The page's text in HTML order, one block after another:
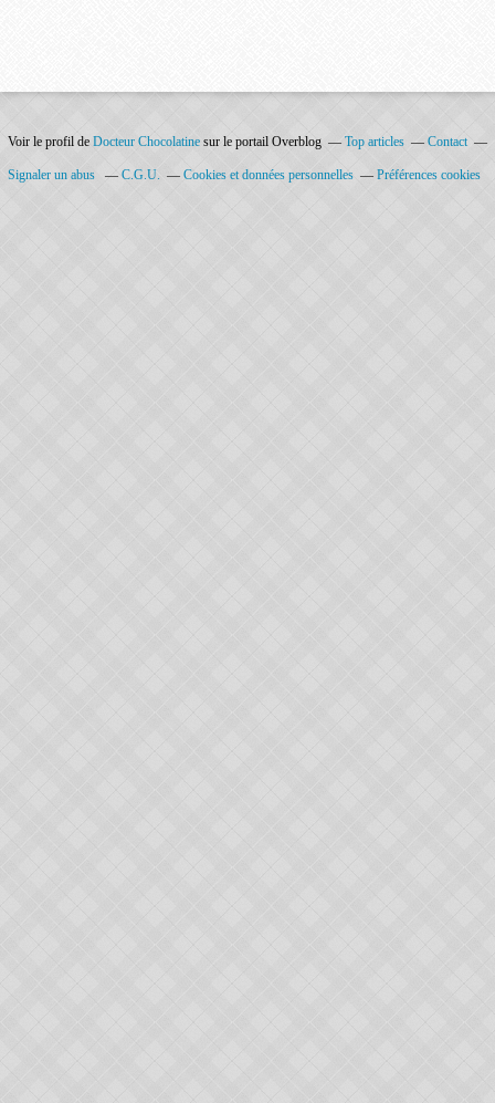
Voir le profil de Docteur Chocolatine sur le portail Overblog Top articles Contact
Signaler un abus C.G.U. Cookies et données personnelles Préférences cookies